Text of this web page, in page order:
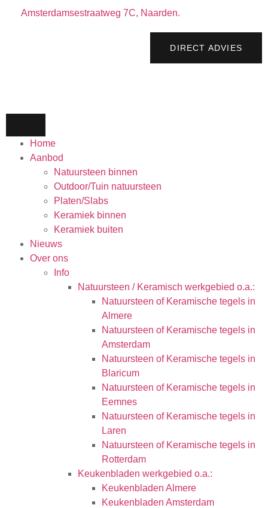
Amsterdamsestraatweg 7C, Naarden.
DIRECT ADVIES
Home
Aanbod
Natuursteen binnen
Outdoor/Tuin natuursteen
Platen/Slabs
Keramiek binnen
Keramiek buiten
Nieuws
Over ons
Info
Natuursteen / Keramisch werkgebied o.a.:
Natuursteen of Keramische tegels in
Almere
Natuursteen of Keramische tegels in
Amsterdam
Natuursteen of Keramische tegels in
Blaricum
Natuursteen of Keramische tegels in
Eemnes
Natuursteen of Keramische tegels in
Laren
Natuursteen of Keramische tegels in
Rotterdam
Keukenbladen werkgebied o.a.:
Keukenbladen Almere
Keukenbladen Amsterdam